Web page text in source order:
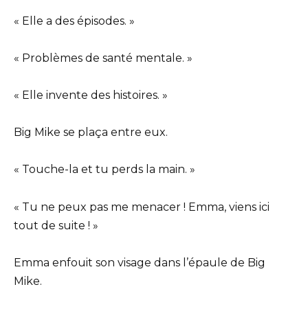
« Elle a des épisodes. »
« Problèmes de santé mentale. »
« Elle invente des histoires. »
Big Mike se plaça entre eux.
« Touche-la et tu perds la main. »
« Tu ne peux pas me menacer ! Emma, viens ici
tout de suite ! »
Emma enfouit son visage dans l’épaule de Big
Mike.